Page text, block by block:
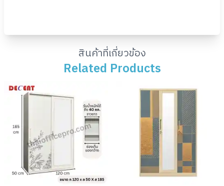
Related Products
สินค้าที่เกี่ยวข้อง
Related Products